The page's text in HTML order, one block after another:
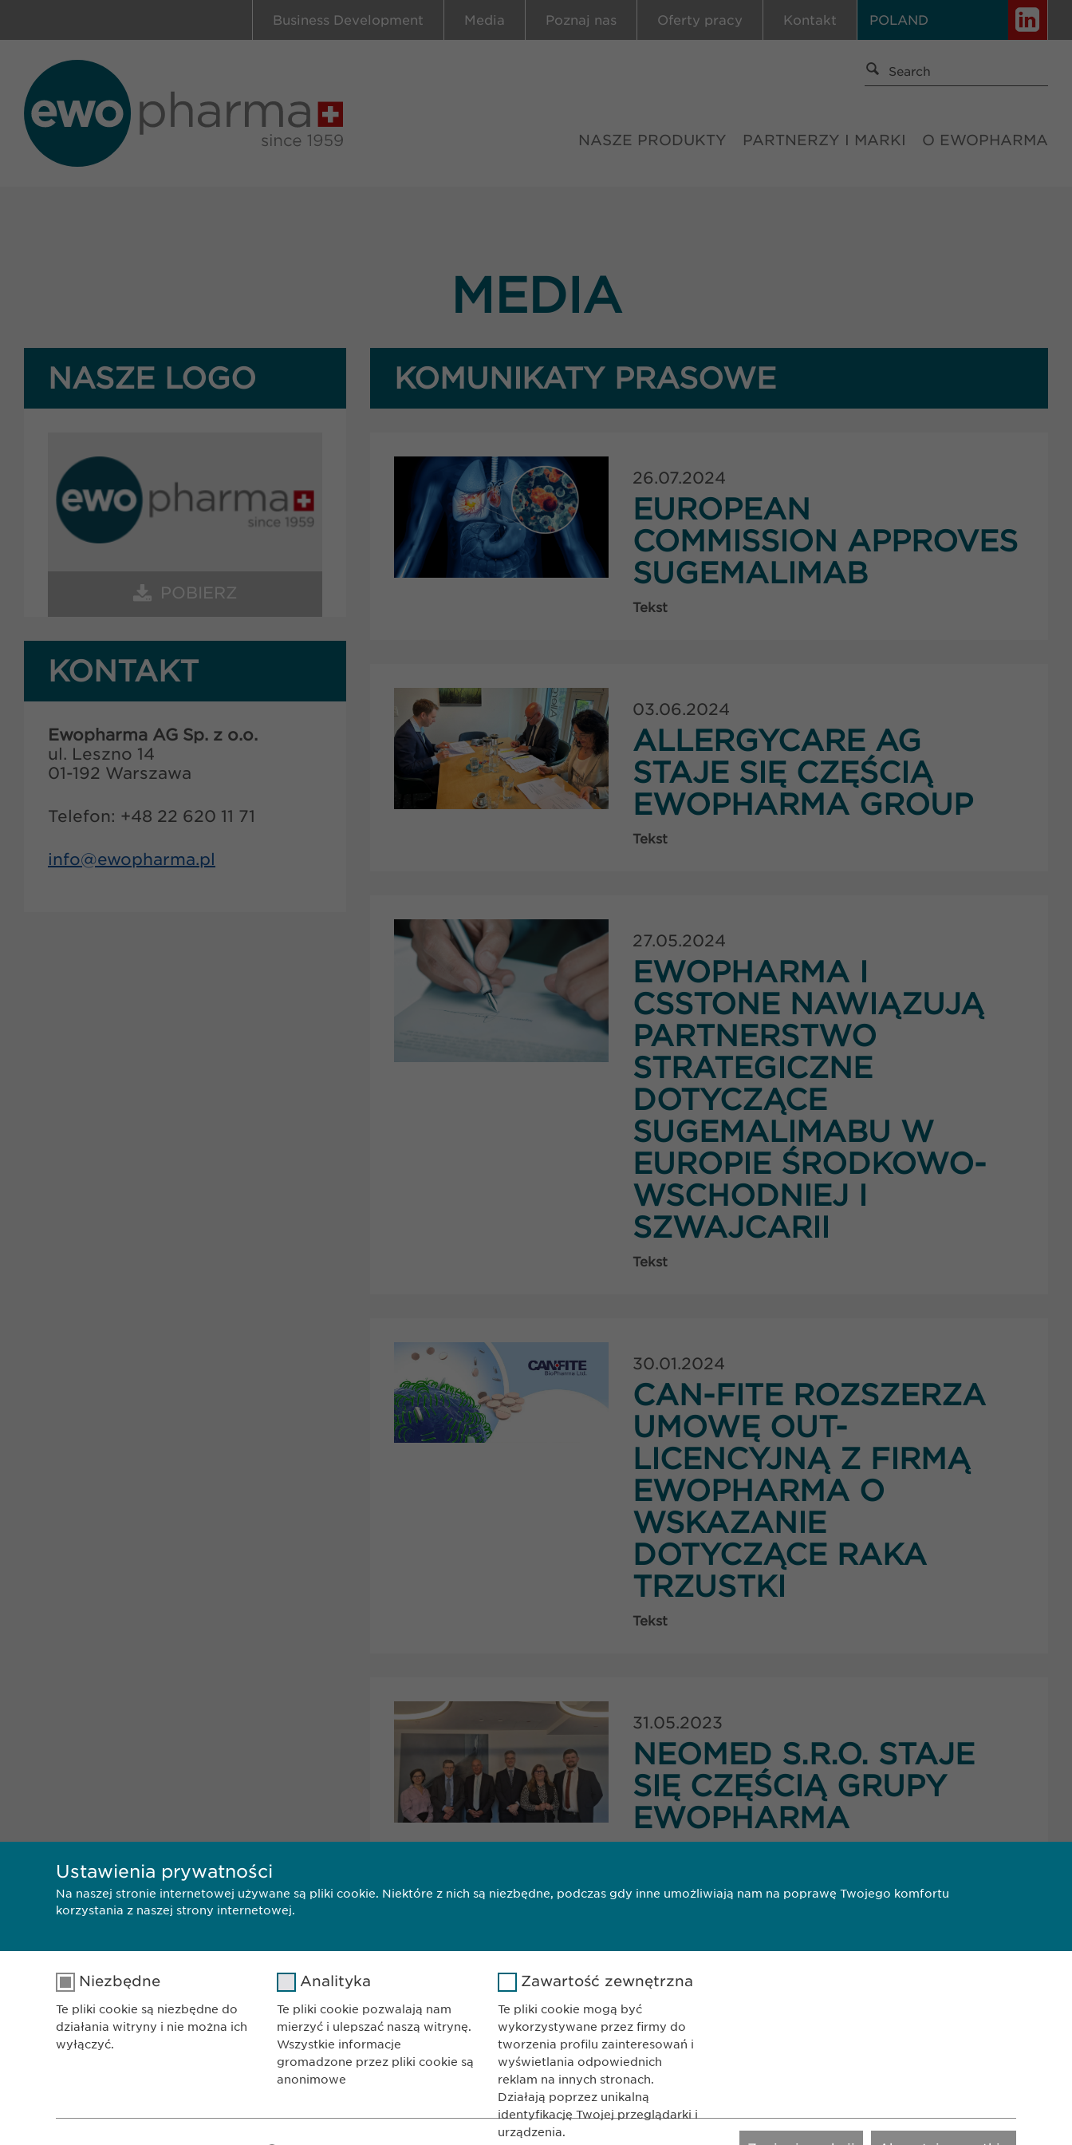
POLAND
Business Development Media Poznaj nas Oferty pracy Kontakt
NASZE PRODUKTY PARTNERZY I MARKI O EWOPHARMA
MEDIA
NASZE LOGO
POBIERZ
KONTAKT
Ewopharma AG Sp. z o.o.
ul. Leszno 14
01-192 Warszawa
Telefon: +48 22 620 11 71
info@ewopharma.pl
KOMUNIKATY PRASOWE
26.07.2024
EUROPEAN
COMMISSION APPROVES
SUGEMALIMAB
Tekst
03.06.2024
ALLERGYCARE AG
STAJE SIĘ CZĘŚCIĄ
EWOPHARMA GROUP
Tekst
27.05.2024
EWOPHARMA I
CSSTONE NAWIĄZUJĄ
PARTNERSTWO
STRATEGICZNE
DOTYCZĄCE
SUGEMALIMABU W
EUROPIE ŚRODKOWO-
WSCHODNIEJ I
SZWAJCARII
Tekst
30.01.2024
CAN-FITE ROZSZERZA
UMOWĘ OUT-
LICENCYJNĄ Z FIRMĄ
EWOPHARMA O
WSKAZANIE
DOTYCZĄCE RAKA
TRZUSTKI
Tekst
31.05.2023
NEOMED S.R.O. STAJE
SIĘ CZĘŚCIĄ GRUPY
EWOPHARMA
BIURO
ul. Leszno 14
KONTAKT
Telefon: +48 22 620 11 71
E-Mail:info@ewopharma.pl
Ustawienia prywatności
Na naszej stronie internetowej używane są pliki cookie. Niektóre z nich są niezbędne, podczas gdy inne umożliwiają nam na poprawę Twojego komfortu
korzystania z naszej strony internetowej.
Niezbędne
Te pliki cookie są niezbędne do
działania witryny i nie można ich
wyłączyć.
Analityka
Te pliki cookie pozwalają nam
mierzyć i ulepszać naszą witrynę.
Wszystkie informacje
gromadzone przez pliki cookie są
anonimowe
Zawartość zewnętrzna
Te pliki cookie mogą być
wykorzystywane przez firmy do
tworzenia profilu zainteresowań i
wyświetlania odpowiednich
reklam na innych stronach.
Działają poprzez unikalną
identyfikację Twojej przeglądarki i
urządzenia.
Nazwa